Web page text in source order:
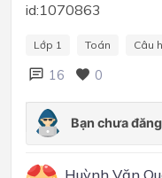
id:1070863
Lớp 1 Toán Câu
16 0